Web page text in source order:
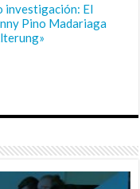
investigación: El
Pino Madariaga